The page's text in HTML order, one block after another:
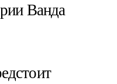
Ванда